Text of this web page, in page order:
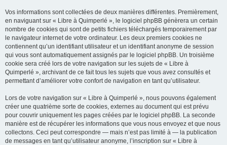
Vos informations sont collectées de deux manières différentes. Premièrement,
en naviguant sur « Libre à Quimperlé », le logiciel phpBB génèrera un certain
nombre de cookies qui sont de petits fichiers téléchargés temporairement par
le navigateur internet de votre ordinateur. Les deux premiers cookies ne
contiennent qu’un identifiant utilisateur et un identifiant anonyme de session
qui vous sont automatiquement assignés par le logiciel phpBB. Un troisième
cookie sera créé lors de votre navigation sur les sujets de « Libre à
Quimperlé », archivant de ce fait tous les sujets que vous avez consultés et
permettant d’améliorer votre confort de navigation en tant qu’utilisateur.
Lors de votre navigation sur « Libre à Quimperlé », nous pouvons également
créer une quatrième sorte de cookies, externes au document qui est prévu
pour couvrir uniquement les pages créées par le logiciel phpBB. La seconde
manière est de récupérer les informations que vous nous envoyez et que nous
collectons. Ceci peut correspondre — mais n’est pas limité à — la publication
de messages en tant qu’utilisateur anonyme, l’inscription sur « Libre à